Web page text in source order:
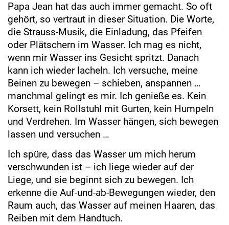
Papa Jean hat das auch immer gemacht. So oft
gehört, so vertraut in dieser Situation. Die Worte,
die Strauss-Musik, die Einladung, das Pfeifen
oder Plätschern im Wasser. Ich mag es nicht,
wenn mir Wasser ins Gesicht spritzt. Danach
kann ich wieder lacheln. Ich versuche, meine
Beinen zu bewegen – schieben, anspannen …
manchmal gelingt es mir. Ich genieße es. Kein
Korsett, kein Rollstuhl mit Gurten, kein Humpeln
und Verdrehen. Im Wasser hängen, sich bewegen
lassen und versuchen …
Ich spüre, dass das Wasser um mich herum
verschwunden ist – ich liege wieder auf der
Liege, und sie beginnt sich zu bewegen. Ich
erkenne die Auf-und-ab-Bewegungen wieder, den
Raum auch, das Wasser auf meinen Haaren, das
Reiben mit dem Handtuch.